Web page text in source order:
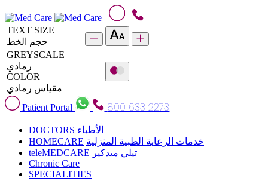
TEXT SIZE
حجم الخط
GREYSCALE
رمادي
COLOR
مقياس رمادي
Patient Portal
800 633 2273
DOCTORS الأطباء
HOMECARE خدمات الرعاية الطبية المنزلية
teleMEDCARE تيلي ميدكير
Chronic Care
SPECIALITIES